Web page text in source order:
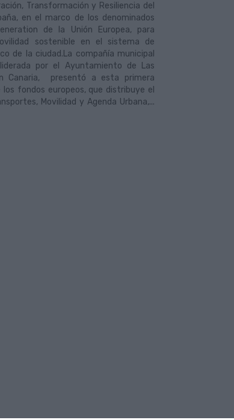
Transformación y Resiliencia del
en el marco de los denominados
de la Unión Europea, para
sostenible en el sistema de
de la ciudad.La compañía municipal
por el Ayuntamiento de Las
Canaria, presentó a esta primera
fondos europeos, que distribuye el
Movilidad y Agenda Urbana,...